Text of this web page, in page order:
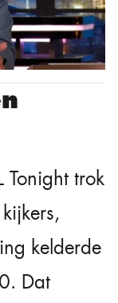
Tonight trok
kelderde
Dat